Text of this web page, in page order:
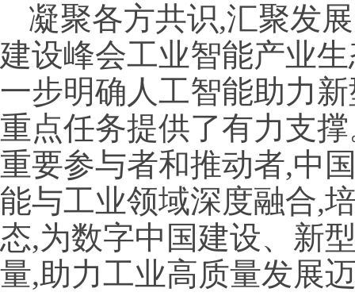
凝聚各方共识,汇聚发
建设峰会工业智能产业
一步明确人工智能助力
重点任务提供了有力支
重要参与者和推动者,中
能与工业领域深度融合,
态,为数字中国建设、新
量,助力工业高质量发展